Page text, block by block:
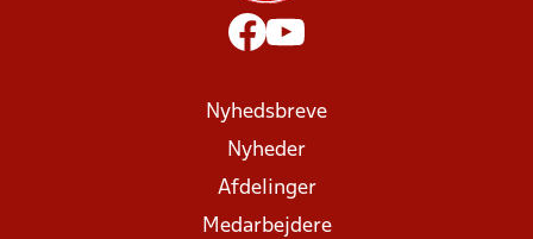
Nyhedsbreve
Nyheder
Afdelinger
Medarbejdere